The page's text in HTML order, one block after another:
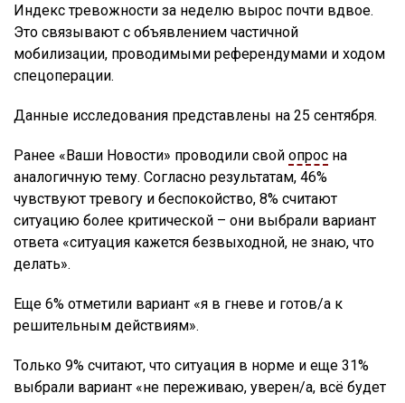
Индекс тревожности за неделю вырос почти вдвое.
Это связывают с объявлением частичной
мобилизации, проводимыми референдумами и ходом
спецоперации.
Данные исследования представлены на 25 сентября.
Ранее «Ваши Новости» проводили свой опрос на
аналогичную тему. Согласно результатам, 46%
чувствуют тревогу и беспокойство, 8% считают
ситуацию более критической – они выбрали вариант
ответа «ситуация кажется безвыходной, не знаю, что
делать».
Еще 6% отметили вариант «я в гневе и готов/а к
решительным действиям».
Только 9% считают, что ситуация в норме и еще 31%
выбрали вариант «не переживаю, уверен/а, всё будет